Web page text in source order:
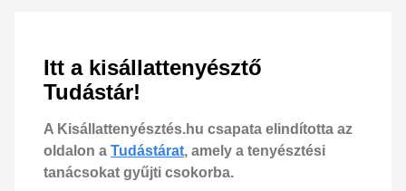
Itt a kisállattenyésztő
Tudástár!
A Kisállattenyésztés.hu csapata elindította az
oldalon a Tudástárat, amely a tenyésztési
tanácsokat gyűjti csokorba.